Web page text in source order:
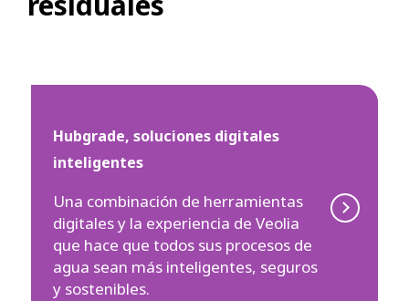
Hubgrade, soluciones digitales
inteligentes
Una combinación de herramientas
digitales y la experiencia de Veolia
que hace que todos sus procesos de
agua sean más inteligentes, seguros
y sostenibles.